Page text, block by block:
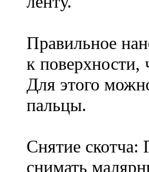
Правильное
к поверхности,
Для этого
пальцы.
Снятие скотча:
снимать